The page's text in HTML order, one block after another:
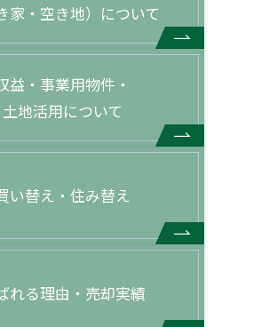
家・空き地）について
益・事業用物件・
土地活用について
い替え・住み替え
れる理由・売却実績